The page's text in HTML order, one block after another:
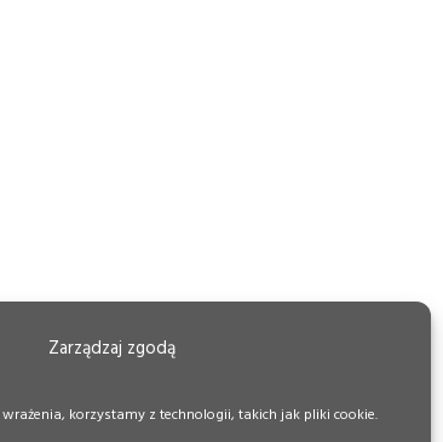
Zarządzaj zgodą
korzystamy z technologii, takich jak pliki cookie.